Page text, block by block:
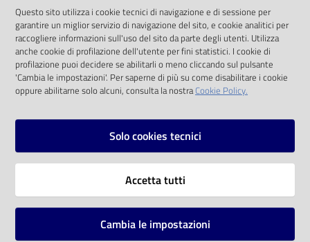
Eventi
Chiedi al
bibliotecario
Avvisi
solo alle condizioni previste dalla direttiva
comunitaria 2003/98/CE e dal d.lgs. 36/2006
SOCIAL
Instagram
Vai alla pagina
Questo sito utilizza i cookie tecnici di navigazione e di sessione per
garantire un miglior servizio di navigazione del sito, e cookie analitici per
raccogliere informazioni sull'uso del sito da parte degli utenti. Utilizza
anche cookie di profilazione dell'utente per fini statistici. I cookie di
profilazione puoi decidere se abilitarli o meno cliccando sul pulsante
'Cambia le impostazioni'. Per saperne di più su come disabilitare i cookie
oppure abilitarne solo alcuni, consulta la nostraCookie Policy.
Solo cookies tecnici
Accetta tutti
Cambia le impostazioni